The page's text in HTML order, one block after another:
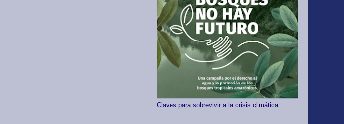
Claves para sobrevivir a la crisis climática